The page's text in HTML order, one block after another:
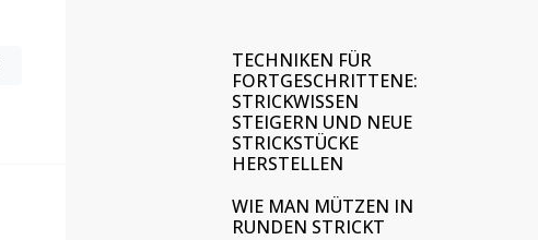
TECHNIKEN FÜR
FORTGESCHRITTENE:
STRICKWISSEN
STEIGERN UND NEUE
STRICKSTÜCKE
HERSTELLEN
WIE MAN MÜTZEN IN
RUNDEN STRICKT